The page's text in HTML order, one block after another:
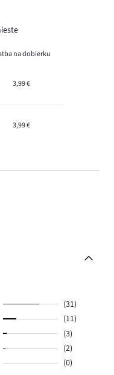
na dobierku
3,99 €
3,99 €
(31)
(11)
(3)
(2)
(0)